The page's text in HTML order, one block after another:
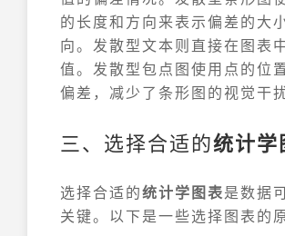
的长度和方向来表示偏差的大
向。发散型文本则直接在图表
值。发散型包点图使用点的位
偏差，减少了条形图的视觉干扰
三、选择合适的统计学
选择合适的统计学图表是数据
关键。以下是一些选择图表的原